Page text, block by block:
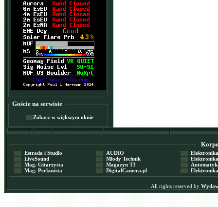
Goście na serwisie
Zobacz w większym oknie
Estrada i Studio
LiveSound
Mag. Gitarzysta
Mag. Perkusista
AUDIO
Młody Technik
Magazyn T3
DigitalCamera.pl
Elektronika
Elektronika
Automatyka
Elektronika
All rights reserved by